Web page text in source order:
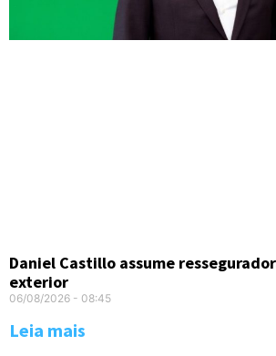
Daniel Castillo assume
exterior
06/08/2026 08:45
Leia mais